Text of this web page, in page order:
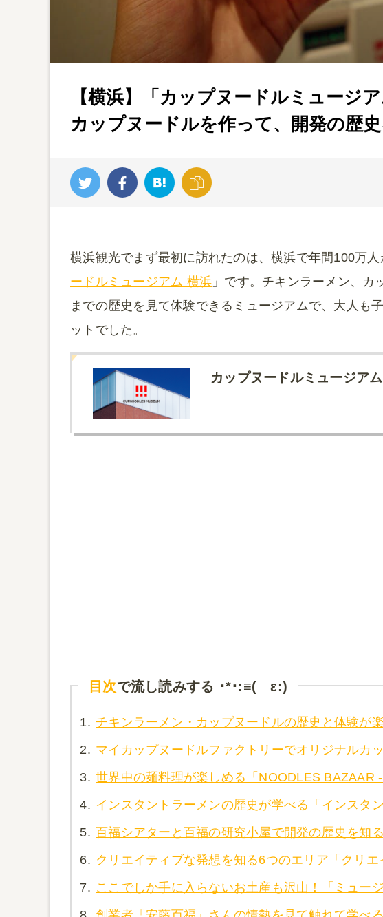
【横浜】「カップヌードルミュージ
カップヌードルを作って、開発の歴
横浜観光でまず最初に訪れたのは、横浜で年間100万
ードルミュージアム 横浜 」です。チキンラーメン、
までの歴史を見て体験できるミュージアムで、大人も
ットでした。
カップヌードルミュージア
目次で流し読みする ･*･:≡( ε:)
1. チキンラーメン・カップヌードルの歴史と体験が
2. マイカップヌードルファクトリーでオリジナルカ
3. 世界中の麺料理が楽しめる「NOODLES BAZAAR -
4. インスタントラーメンの歴史が学べる「インスタ
5. 百福シアターと百福の研究小屋で開発の歴史を知る
6. クリエイティブな発想を知る6つのエリア「クリエ
7. ここでしか手に入らないお土産も沢山！「ミュー